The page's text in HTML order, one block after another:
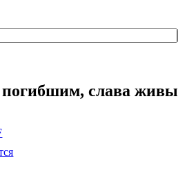
погибшим, слава